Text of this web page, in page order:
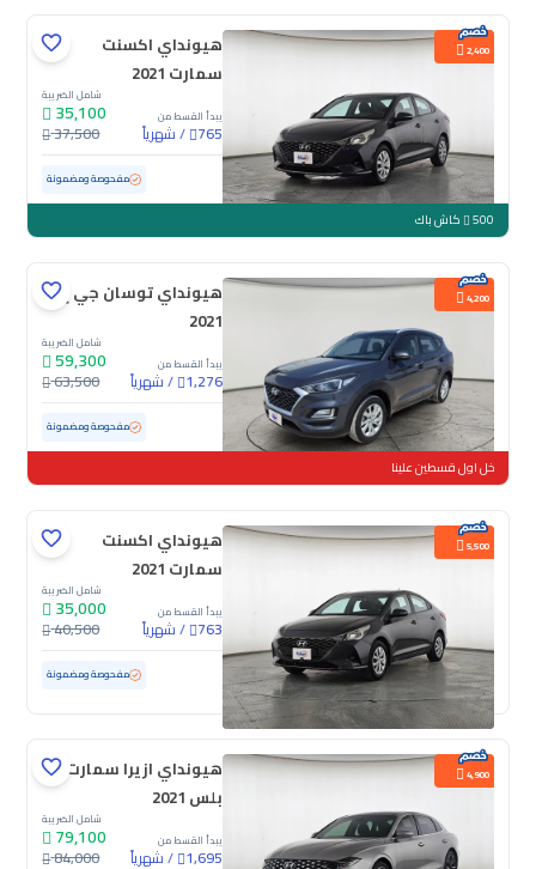
2,400
هيونداي اكسنت
سمارت 2021
يبدأ القسط من
765
/شهرياً
شامل الضريبة
35,100
37,500
مستعملة 160,124 كم مفحوصة ومضمونة
500 كاش باك
4,200
هيونداي توسان جي إل
2021
يبدأ القسط من
1,276
/شهرياً
شامل الضريبة
59,300
63,500
مستعملة 151,899 كم مفحوصة ومضمونة
خل اول قسطين علينا
5,500
هيونداي اكسنت
سمارت 2021
يبدأ القسط من
763
/شهرياً
شامل الضريبة
35,000
40,500
مستعملة 165,085 كم مفحوصة ومضمونة
4,900
هيونداي ازيرا سمارت
بلس 2021
يبدأ القسط من
1,695
/شهرياً
شامل الضريبة
79,100
84,000